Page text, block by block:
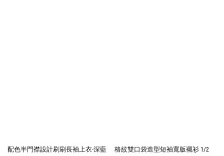
配色半門襟設計刷刷長袖上衣-深藍
格紋雙口袋造型短袖寬版襯衫 1/2